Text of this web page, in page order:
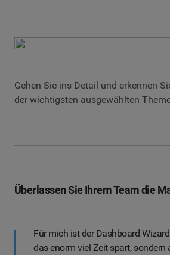
Gehen Sie ins Detail und erkennen
der wichtigsten ausgewählten
Überlassen Sie Ihrem Team die
Für mich ist der Dashboard
das enorm viel Zeit spart, sondern